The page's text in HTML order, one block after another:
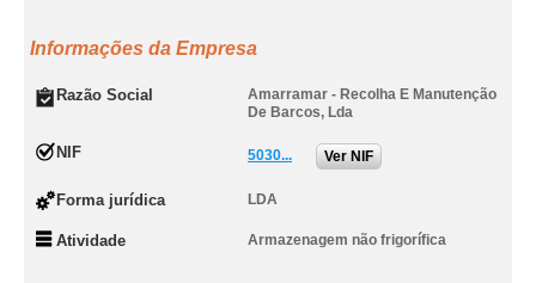
Informações da Empresa
Razão Social
Amarramar - Recolha E Manutenção
De Barcos, Lda
NIF 5030... Ver NIF
Forma jurídica LDA
Atividade Armazenagem não frigorífica